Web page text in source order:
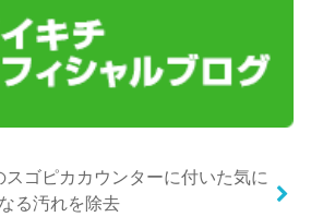
ゴピカカウンターに付いた気に
なる汚れを除去